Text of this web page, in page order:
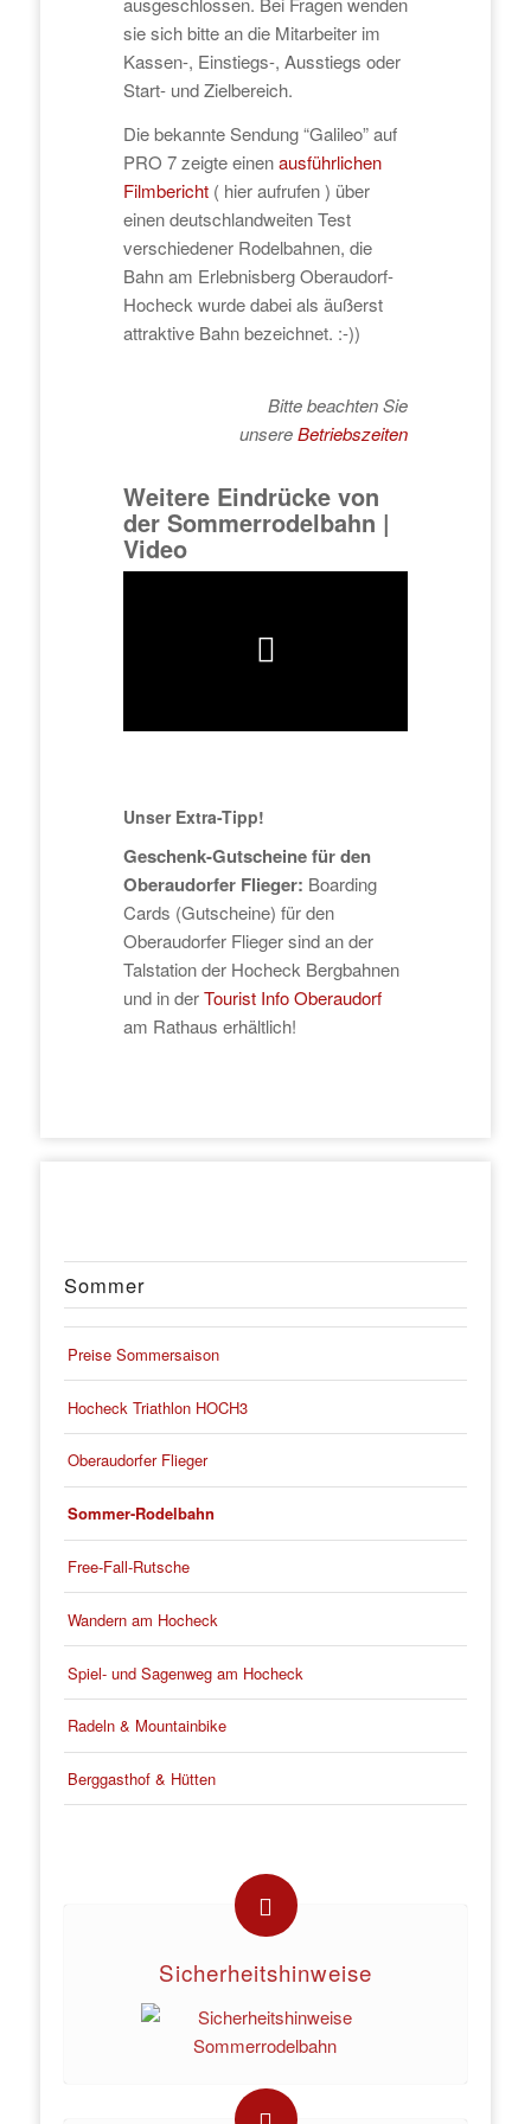
sie sich bitte an die Mitarbeiter im
Kassen-, Einstiegs-, Ausstiegs oder
Start- und Zielbereich.
Die bekannte Sendung “Galileo” auf
PRO 7 zeigte einenausführlichen
Filmbericht( hier aufrufen ) über
einen deutschlandweiten Test
verschiedener Rodelbahnen, die
Bahn am Erlebnisberg Oberaudorf-
Hocheck wurde dabei als äußerst
attraktive Bahn bezeichnet. :-))
Bitte beachten Sie
unsereBetriebszeiten
Weitere Eindrücke von
der Sommerrodelbahn |
Video
Unser Extra-Tipp!
Geschenk-Gutscheine für den
Oberaudorfer Flieger: Boarding
Cards (Gutscheine) für den
Oberaudorfer Flieger sind an der
Talstation der Hocheck Bergbahnen
und in derTourist Info Oberaudorf
am Rathaus erhältlich!
Sommer
Preise Sommersaison
Hocheck Triathlon HOCH3
Oberaudorfer Flieger
Sommer-Rodelbahn
Free-Fall-Rutsche
Wandern am Hocheck
Spiel- und Sagenweg am Hocheck
Radeln & Mountainbike
Berggasthof & Hütten
Sicherheitshinweise